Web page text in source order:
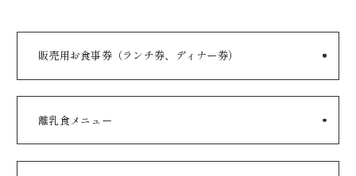
販売用お食事券（ランチ券、ディナー券）
離乳食メニュー